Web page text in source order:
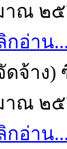
ณ ๒๕
กอ่าน
จ้าง)
ณ ๒๕
กอ่าน